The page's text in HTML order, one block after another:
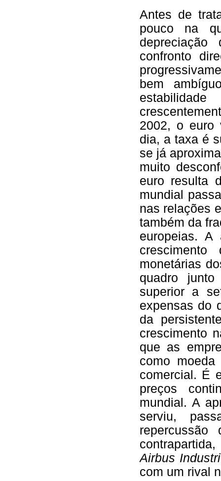
Antes de
pouco na
confronto
bem
2002, o euro
dia, a taxa é
se já
muito
euro resulta
mundial
nas relações
também da
europeias.
monetárias
quadro
superior a
expensas do
da
crescimento
que as
como
comercial. É
preços
mundial. A
serviu,
Airbus
com um rival